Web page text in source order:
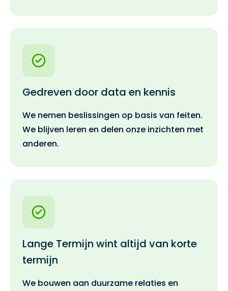
Gedreven door data en kennis
We nemen beslissingen op basis van feiten.
We blijven leren en delen onze inzichten met
anderen.
Lange Termijn wint altijd van korte
termijn
We bouwen aan duurzame relaties en